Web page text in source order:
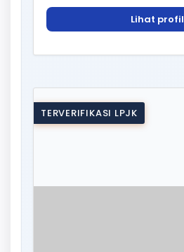
Lihat profil
TERVERIFIKASI LPJK